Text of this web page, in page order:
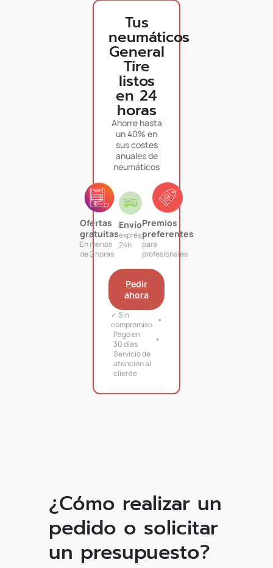
Tus
neumáticos
General
Tire
listos
en 24
horas
Ahorre hasta
un 40% en
sus costes
anuales de
neumáticos
Ofertas
gratuitas
En menos
de 2 horas
Envío
exprés
24h
Premios
preferentes
para
profesionales
Pedir
ahora
✓ Sin
compromiso
Pago en
30 días
Servicio de
atención al
cliente
¿Cómo realizar un
pedido o solicitar
un presupuesto?